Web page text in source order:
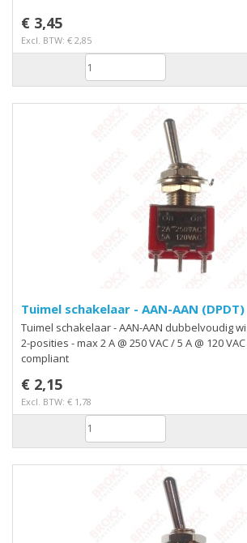
€ 3,45
Excl. BTW: € 2,85
Tuimel schakelaar - AAN-AAN (DPDT)
Tuimel schakelaar - AAN-AAN dubbelvoudig
2-posities - max 2 A @ 250 VAC / 5 A @ 120 VAC / 28 VDC
compliant
€ 2,15
Excl. BTW: € 1,78